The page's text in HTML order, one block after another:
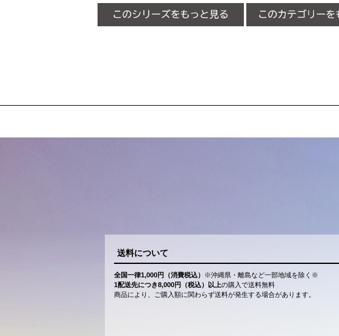
送料について
全国一律1,000円（消費税込） ※沖縄県・離島など一部地域を除く※
1配送先につき8,000円（税込）以上の購入で送料無料
商品により、ご購入額に関わらず送料が発生する場合があります。